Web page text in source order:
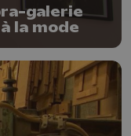
galerie
la mode